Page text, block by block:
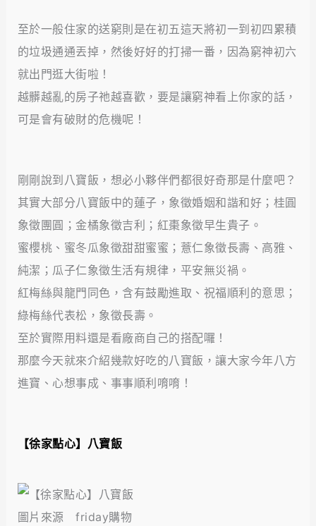
至於一般住家的送窮則是在初五這天將初一到初四累積
的垃圾通通丟掉，然後好好的打掃一番，因為窮神初六
就出門逛大街啦！
越髒越亂的房子祂越喜歡，要是讓窮神看上你家的話，
可是會有破財的危機呢！
剛剛說到八寶飯，想必小夥伴們都很好奇那是什麼吧？
其實大部分八寶飯中的蓮子，象徵婚姻和諧和好；桂圓
象徵團圓；金橘象徵吉利；紅棗象徵早生貴子。
蜜櫻桃、蜜冬瓜象徵甜甜蜜蜜；薏仁象徵長壽、高雅、
純潔；瓜子仁象徵生活有規律，平安無災禍。
紅梅絲與龍門同色，含有鼓勵進取、祝福順利的意思；
綠梅絲代表松，象徵長壽。
至於實際用料還是看廠商自己的搭配囉！
那麼今天就來介紹幾款好吃的八寶飯，讓大家今年八方
進寶、心想事成、事事順利唷唷！
【徐家點心】八寶飯
圖片來源 friday購物